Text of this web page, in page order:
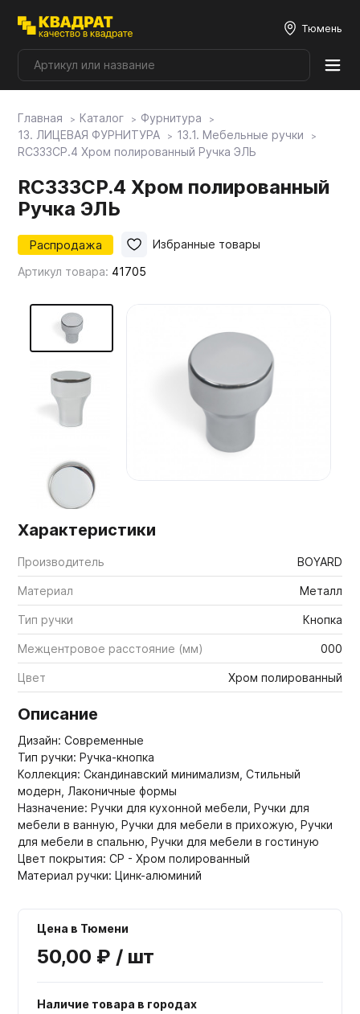
Тюмень
Плитные материалы
Мой ЭГГЕР
Фасады
Мебельные образцы, каталоги
Главная Каталог
Фурнитура
13. ЛИЦЕВАЯ ФУРНИТУРА
13.1. Мебельные ручки
RC333CP.4 Хром полированный Ручка ЭЛЬ
RC333CP.4 Хром полированный
Ручка ЭЛЬ
Распродажа
Артикул товара: 41705
Избранные товары
Характеристики
Производитель BOYARD
Материал Металл
Тип ручки Кнопка
Межцентровое расстояние (мм) 000
Цвет Хром полированный
Описание
Дизайн: Современные
Тип ручки: Ручка-кнопка
Коллекция: Скандинавский минимализм, Стильный
модерн, Лаконичные формы
Назначение: Ручки для кухонной мебели, Ручки для
мебели в ванную, Ручки для мебели в прихожую, Ручки
для мебели в спальню, Ручки для мебели в гостиную
Цвет покрытия: CP - Хром полированный
Материал ручки: Цинк-алюминий
Цена в Тюмени
50,00 ₽ / шт
Наличие товара в городах